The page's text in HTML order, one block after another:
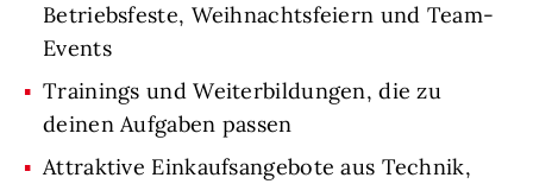
Betriebsfeste, Weihnachtsfeiern und Team-
Events
Trainings und Weiterbildungen, die zu
deinen Aufgaben passen
Attraktive Einkaufsangebote aus Technik,